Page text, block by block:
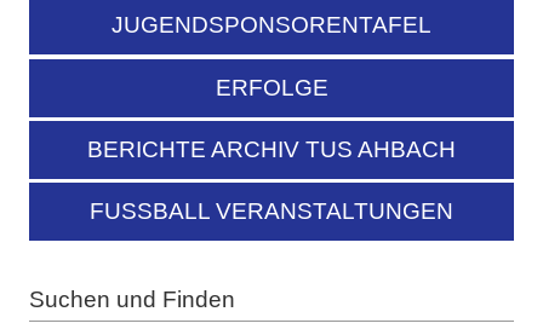
JUGENDSPONSORENTAFEL
ERFOLGE
BERICHTE ARCHIV TUS AHBACH
FUSSBALL VERANSTALTUNGEN
Suchen und Finden